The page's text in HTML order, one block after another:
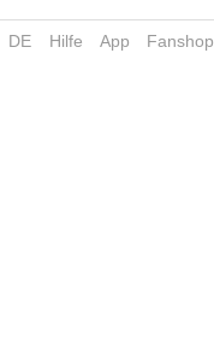
DE Hilfe App Fanshop